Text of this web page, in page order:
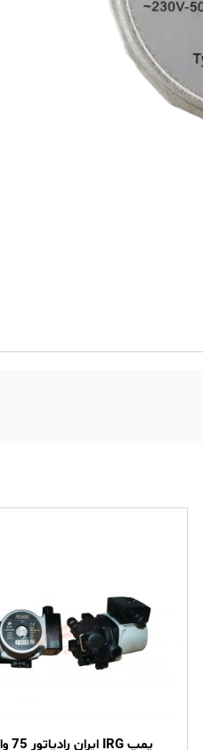
پمپ IRG ایران رادیاتور 75 وات